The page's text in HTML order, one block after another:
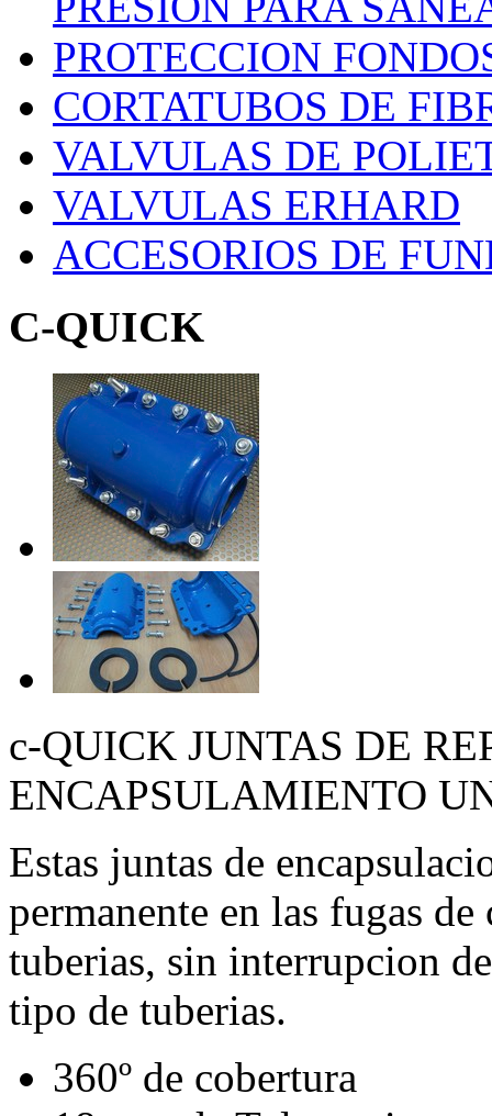
PROTECCION
CORTATUBOS DE
VALVULAS DE
VALVULAS ERHARD
ACCESORIOS DE
C-QUICK
c-QUICK JUNTAS DE
ENCAPSULAMIENTO
Estas juntas de
permanente en las fugas
tuberias, sin interrupcion
tipo de tuberias.
360º de cobertura